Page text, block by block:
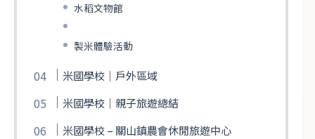
水稻文物館
製米體驗活動
米國學校｜戶外區域
米國學校｜親子旅遊總結
米國學校 – 關山鎮農會休閒旅遊中心